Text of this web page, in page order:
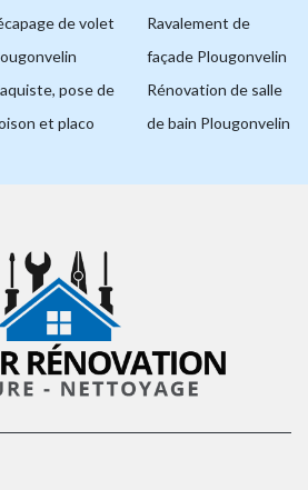
de volet
pose de
et placo
Ravalement de
façade Plougonvelin
Rénovation de salle
de bain Plougonvelin